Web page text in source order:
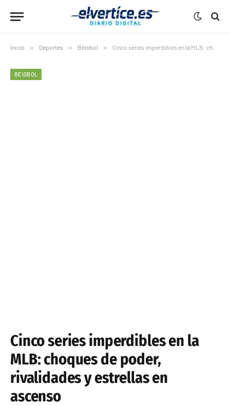
Inicio » Deportes » Béisbol » Cinco series imperdibles en la MLB: choques de poder, rivalidades y estrellas en ascenso
BÉISBOL
Cinco series imperdibles en la
MLB: choques de poder,
rivalidades y estrellas en
ascenso